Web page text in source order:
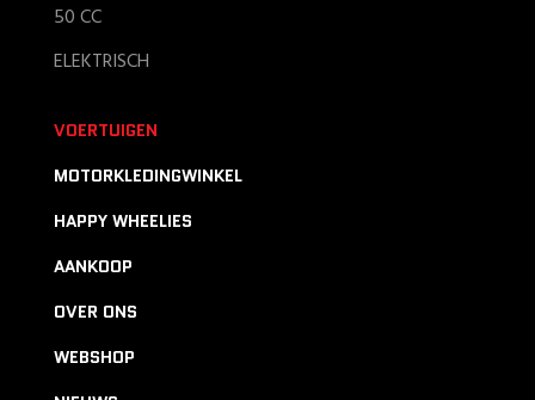
50 CC
ELEKTRISCH
VOERTUIGEN
MOTORKLEDINGWINKEL
HAPPY WHEELIES
AANKOOP
OVER ONS
WEBSHOP